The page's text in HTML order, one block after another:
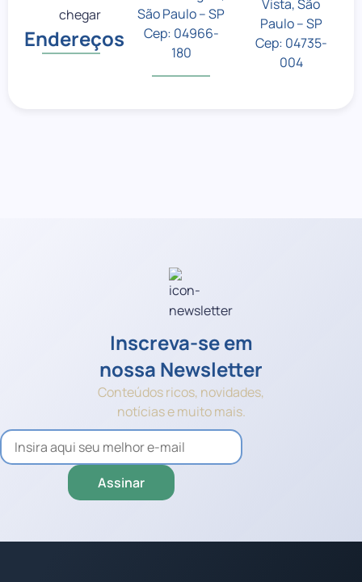
Endereços
São Paulo – SP
Cep: 04966-
180
Vista, São
Paulo – SP
Cep: 04735-
004
Inscreva-se em
nossa Newsletter
Conteúdos ricos, novidades,
notícias e muito mais.